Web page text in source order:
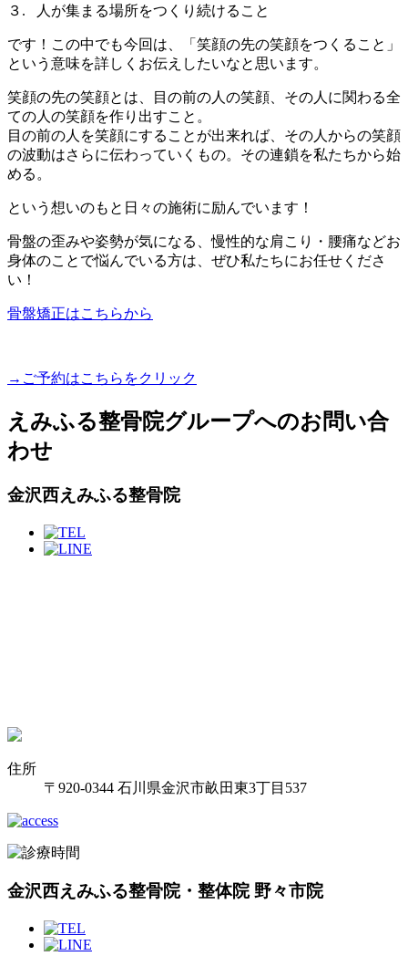
３. 人が集まる場所をつくり続けること
です！この中でも今回は、「笑顔の先の笑顔をつくること」
という意味を詳しくお伝えしたいなと思います。
笑顔の先の笑顔とは、目の前の人の笑顔、その人に関わる全
ての人の笑顔を作り出すこと。
目の前の人を笑顔にすることが出来れば、その人からの笑顔
の波動はさらに伝わっていくもの。その連鎖を私たちから始
める。
という想いのもと日々の施術に励んでいます！
骨盤の歪みや姿勢が気になる、慢性的な肩こり・腰痛などお
身体のことで悩んでいる方は、ぜひ私たちにお任せくださ
い！
骨盤矯正はこちらから
→ご予約はこちらをクリック
えみふる整骨院グループへのお問い合
わせ
金沢西えみふる整骨院
住所
〒920-0344 石川県金沢市畝田東3丁目537
金沢西えみふる整骨院・整体院 野々市院